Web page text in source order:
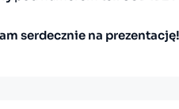
serdecznie na prezentację!